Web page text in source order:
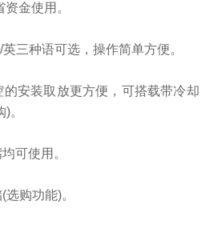
金使用。
三种语可选，操作简单方便。
安装取放更方便，可搭载带冷却
)。
可使用。
(选购功能)。